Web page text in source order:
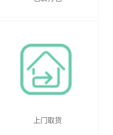
上门取货